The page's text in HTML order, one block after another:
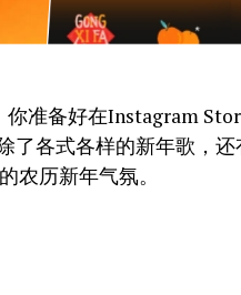
准备好在Instagram
了各式各样的新年歌，
农历新年气氛。